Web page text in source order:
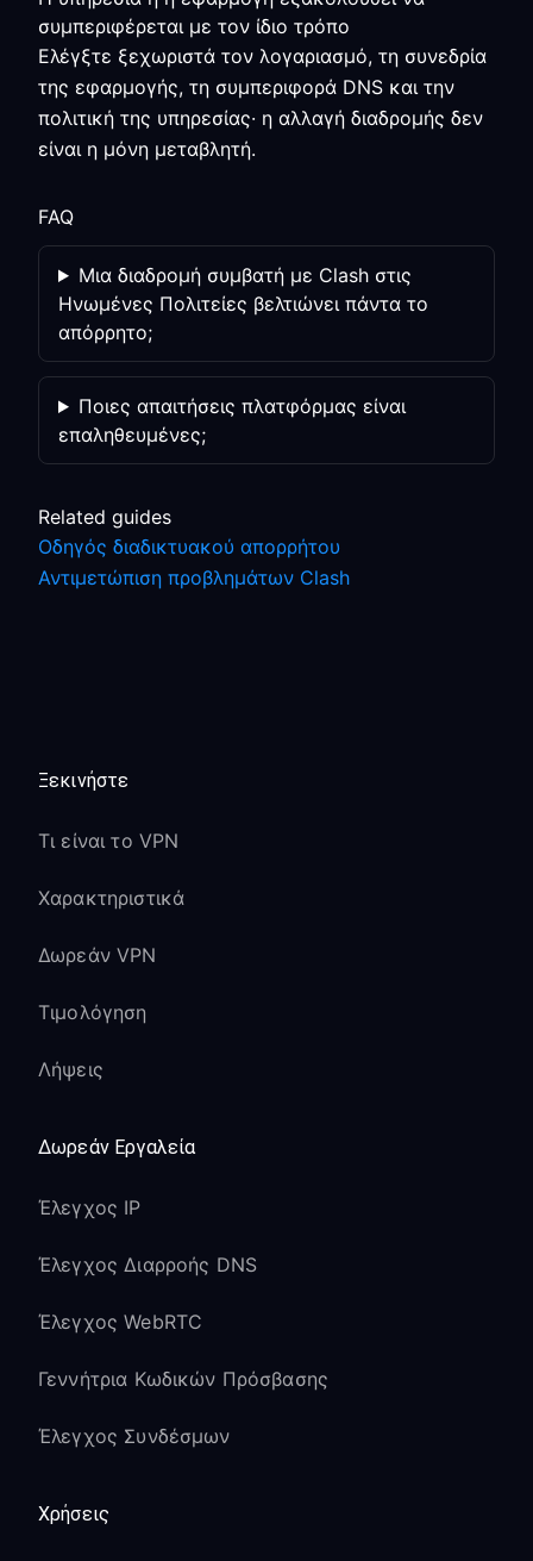
συμπεριφέρεται με τον ίδιο τρόπο
Ελέγξτε ξεχωριστά τον λογαριασμό, τη συνεδρία
της εφαρμογής, τη συμπεριφορά DNS και την
πολιτική της υπηρεσίας· η αλλαγή διαδρομής δεν
είναι η μόνη μεταβλητή.
FAQ
Μια διαδρομή συμβατή με Clash στις
Ηνωμένες Πολιτείες βελτιώνει πάντα το
απόρρητο;
Ποιες απαιτήσεις πλατφόρμας είναι
επαληθευμένες;
Related guides
Οδηγός διαδικτυακού απορρήτου
Αντιμετώπιση προβλημάτων Clash
Ξεκινήστε
Τι είναι το VPN
Χαρακτηριστικά
Δωρεάν VPN
Τιμολόγηση
Λήψεις
Δωρεάν Εργαλεία
Έλεγχος IP
Έλεγχος Διαρροής DNS
Έλεγχος WebRTC
Γεννήτρια Κωδικών Πρόσβασης
Έλεγχος Συνδέσμων
Χρήσεις